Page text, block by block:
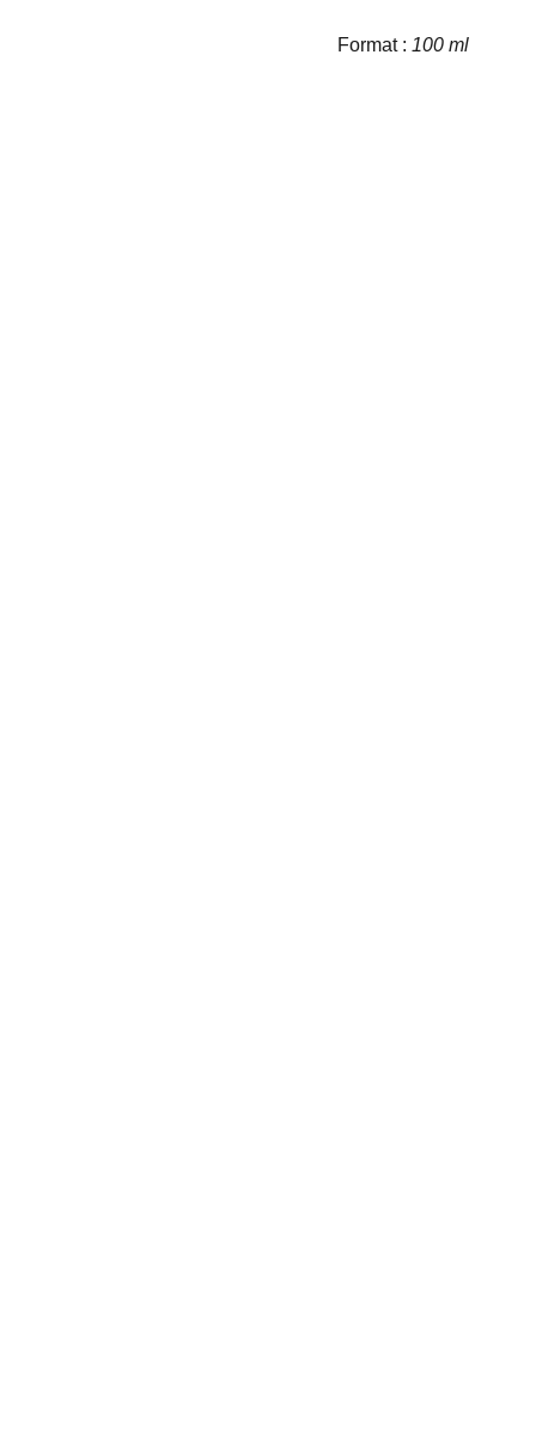
Format : 100 ml